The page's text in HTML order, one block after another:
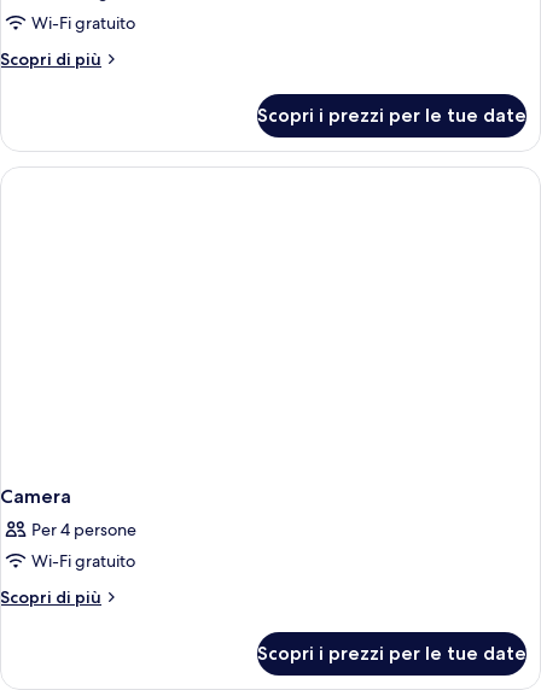
balcone,
piscina
Wi-Fi gratuito
Scopri di più
Altri
doppia,
balcone,
vista
Scopri i prezzi per le tue date
Camera
Per 4 persone
Wi-Fi gratuito
Scopri di più
Altri
Scopri i prezzi per le tue date